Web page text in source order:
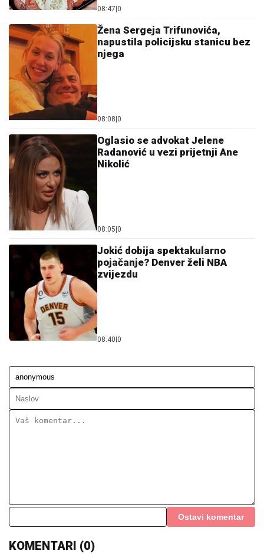
08:47|0
Žena Sergeja Trifunovića,
napustila policijsku stanicu bez
njega
08:08|0
Oglasio se advokat Jelene
Radanović u vezi prijetnji Ane
Nikolić
08:05|0
Jokić dobija spektakularno
pojačanje? Denver želi NBA
zvijezdu
08:40|0
Ostavi komentar
KOMENTARI (0)